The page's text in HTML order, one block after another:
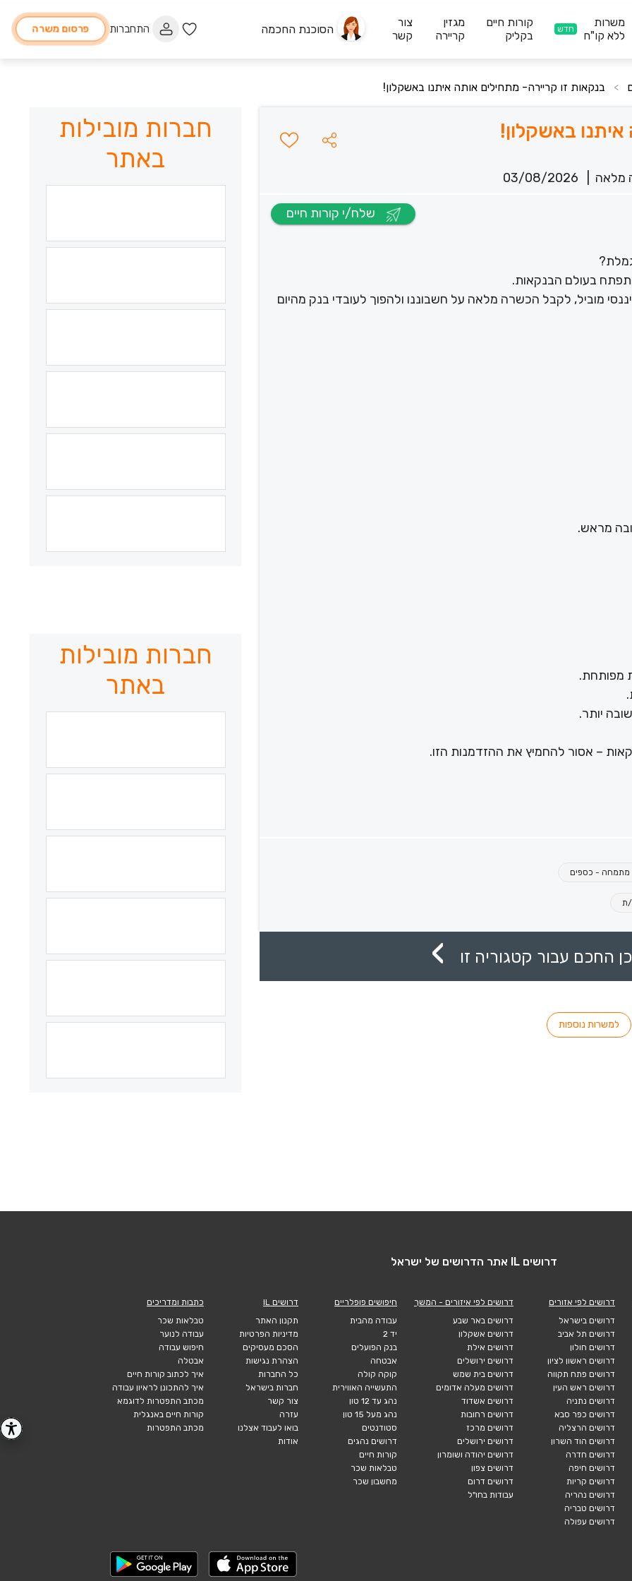
משרות
ללא קו"ח
חדש
קורות חיים
בקליק
מגזין
קריירה
צור
קשר
הסוכנת החכמה התחברות פרסום משרה
> בנקאות זו קריירה- מתחילים אותה איתנו באשקלון!
באשקלון!
מלאה 03/08/2026
בעולם הבנקאות.
מוביל, לקבל הכשרה מלאה על חשבוננו ולהפוך לעובדי בנק מהיום
מראש.
מפותחת.
יותר.
– אסור להחמיץ את ההזדמנות הזו.
מתמחה - כספים
ת
החכם עבור קטגוריה זו
למשרות נוספות
חברות מובילות
באתר
חברות מובילות
באתר
דרושים IL אתר הדרושים של ישראל
דרושים לפי אזורים
דרושים בישראל
דרושים תל אביב
דרושים חולון
דרושים ראשון לציון
דרושים פתח תקווה
דרושים ראש העין
דרושים נתניה
דרושים כפר סבא
דרושים הרצליה
דרושים הוד השרון
דרושים חדרה
דרושים חיפה
דרושים קריות
דרושים נהריה
דרושים טבריה
דרושים עפולה
דרושים לפי איזורים - המשך
דרושים באר שבע
דרושים אשקלון
דרושים אילת
דרושים ירושלים
דרושים בית שמש
דרושים מעלה אדומים
דרושים אשדוד
דרושים רחובות
דרושים מרכז
דרושים ירושלים
דרושים יהודה ושומרון
דרושים צפון
דרושים דרום
עבודות בחו"ל
חיפושים פופלריים
עבודה מהבית
יד 2
בנק הפועלים
אבטחה
קוקה קולה
התעשייה האווירית
נהג עד 12 טון
נהג מעל 15 טון
סטודנטים
דרושים נהגים
קורות חיים
טבלאות שכר
מחשבון שכר
דרושים IL
תקנון האתר
מדיניות הפרטיות
הסכם מעסיקים
הצהרת נגישות
כל החברות
חברות בישראל
צור קשר
עזרה
בואו לעבוד אצלנו
אודות
כתבות ומדריכים
טבלאות שכר
עבודה לנוער
חיפוש עבודה
אבטלה
איך לכתוב קורות חיים
איך להתכונן לראיון עבודה
מכתב התפטרות לדוגמא
קורות חיים באנגלית
מכתב התפטרות